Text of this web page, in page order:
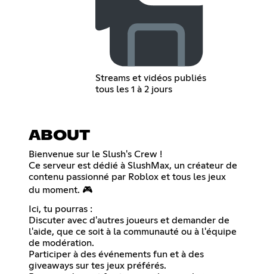
Streams et vidéos publiés
tous les 1 à 2 jours
ABOUT
Bienvenue sur le Slush's Crew !
Ce serveur est dédié à SlushMax, un créateur de
contenu passionné par Roblox et tous les jeux
du moment. 🎮
Ici, tu pourras :
Discuter avec d'autres joueurs et demander de
l'aide, que ce soit à la communauté ou à l'équipe
de modération.
Participer à des événements fun et à des
giveaways sur tes jeux préférés.